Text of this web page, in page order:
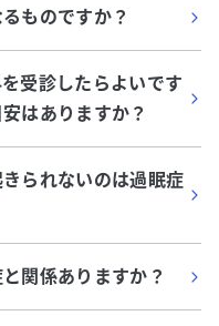
ものですか？
受診したらよいです
はありますか？
られないのは過眠症
関係ありますか？